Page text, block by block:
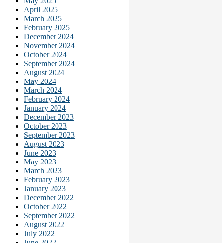
April 2025
March 2025
February 2025
December 2024
November 2024
October 2024
September 2024
August 2024
May 2024
March 2024
February 2024
January 2024
December 2023
October 2023
September 2023
August 2023
June 2023
May 2023
March 2023
February 2023
January 2023
December 2022
October 2022
September 2022
August 2022
July 2022